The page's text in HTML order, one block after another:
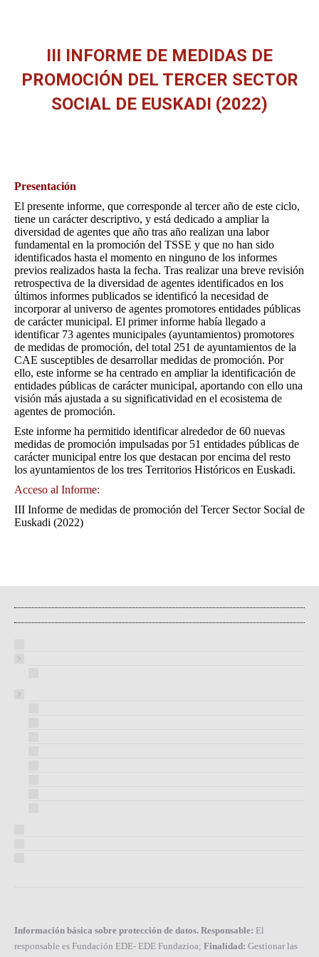
III INFORME DE MEDIDAS DE
PROMOCIÓN DEL TERCER SECTOR
SOCIAL DE EUSKADI (2022)
Presentación
El presente informe, que corresponde al tercer año de este ciclo,
tiene un carácter descriptivo, y está dedicado a ampliar la
diversidad de agentes que año tras año realizan una labor
fundamental en la promoción del TSSE y que no han sido
identificados hasta el momento en ninguno de los informes
previos realizados hasta la fecha. Tras realizar una breve revisión
retrospectiva de la diversidad de agentes identificados en los
últimos informes publicados se identificó la necesidad de
incorporar al universo de agentes promotores entidades públicas
de carácter municipal. El primer informe había llegado a
identificar 73 agentes municipales (ayuntamientos) promotores
de medidas de promoción, del total 251 de ayuntamientos de la
CAE susceptibles de desarrollar medidas de promoción. Por
ello, este informe se ha centrado en ampliar la identificación de
entidades públicas de carácter municipal, aportando con ello una
visión más ajustada a su significatividad en el ecosistema de
agentes de promoción.
Este informe ha permitido identificar alrededor de 60 nuevas
medidas de promoción impulsadas por 51 entidades públicas de
carácter municipal entre los que destacan por encima del resto
los ayuntamientos de los tres Territorios Históricos en Euskadi.
Acceso al Informe:
III Informe de medidas de promoción del Tercer Sector Social de
Euskadi (2022)
Información básica sobre protección de datos. Responsable: El
responsable es Fundación EDE- EDE Fundazioa; Finalidad: Gestionar las